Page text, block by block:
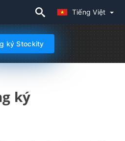
Tiếng Việt
ký Stockity
ký